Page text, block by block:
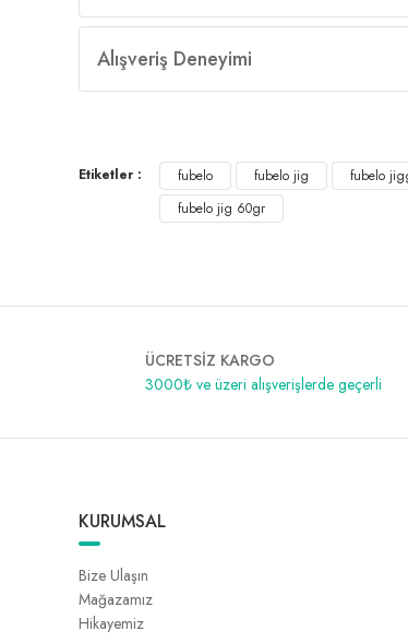
Alışveriş Deneyimi
Etiketler : fubelo fubelo jig fubelo
fubelo jig 60gr
ÜCRETSİZ KARGO
3000₺ ve üzeri alışverişlerde geçerli
KURUMSAL
Bize Ulaşın
Mağazamız
Hikayemiz